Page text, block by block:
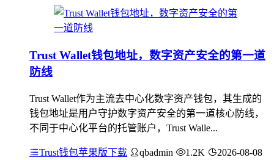
Trust Wallet钱包地址，数字资产安全的第一道
防线
Trust Wallet作为主流去中心化数字资产钱包，其生成的
钱包地址是用户守护数字资产安全的第一道核心防线，
不同于中心化平台的托管账户，Trust Walle...
Trust钱包苹果版下载 qbadmin 1.2K 2026-08-08